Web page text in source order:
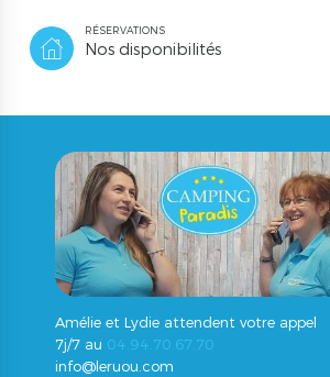
RÉSERVATIONS
Nos disponibilités
Amélie et Lydie attendent votre appel
7j/7 au 04.94.70.67.70
info@leruou.com